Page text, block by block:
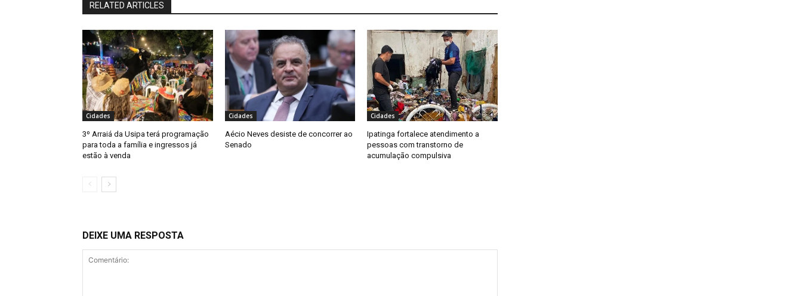
RELATED ARTICLES
Cidades
3º Arraiá da Usipa terá programação
para toda a família e ingressos já
estão à venda
Cidades
Aécio Neves desiste de concorrer ao
Senado
Cidades
Ipatinga fortalece atendimento a
pessoas com transtorno de
acumulação compulsiva
DEIXE UMA RESPOSTA